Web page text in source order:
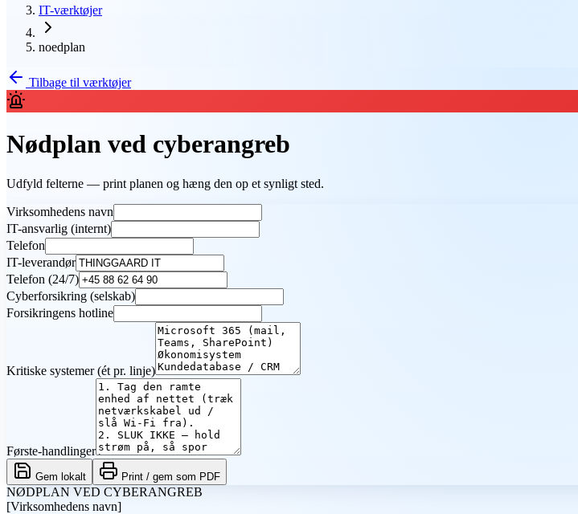
IT-værktøjer
noedplan
Tilbage til værktøjer
Nødplan ved cyberangreb
Udfyld felterne — print planen og hæng den op et synligt sted.
Virksomhedens navn
IT-ansvarlig (internt)
Telefon
IT-leverandør
Telefon (24/7)
Cyberforsikring (selskab)
Forsikringens hotline
Kritiske systemer (ét pr. linje)
Første-handlinger
Gem lokalt Print / gem som PDF
NØDPLAN VED CYBERANGREB
[Virksomhedens navn]